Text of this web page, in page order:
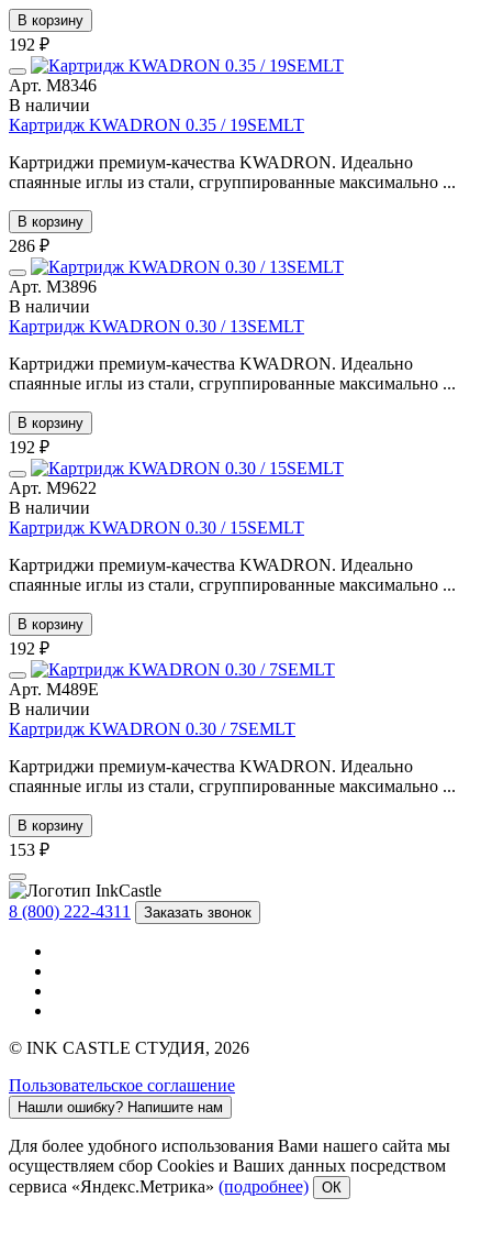
В корзину
192 ₽
Арт. М8346
В наличии
Картридж KWADRON 0.35 / 19SEMLT
Картриджи премиум-качества KWADRON. Идеально
спаянные иглы из стали, сгруппированные максимально ...
В корзину
286 ₽
Арт. М3896
В наличии
Картридж KWADRON 0.30 / 13SEMLT
Картриджи премиум-качества KWADRON. Идеально
спаянные иглы из стали, сгруппированные максимально ...
В корзину
192 ₽
Арт. М9622
В наличии
Картридж KWADRON 0.30 / 15SEMLT
Картриджи премиум-качества KWADRON. Идеально
спаянные иглы из стали, сгруппированные максимально ...
В корзину
192 ₽
Арт. М489E
В наличии
Картридж KWADRON 0.30 / 7SEMLT
Картриджи премиум-качества KWADRON. Идеально
спаянные иглы из стали, сгруппированные максимально ...
В корзину
153 ₽
8 (800) 222-4311 Заказать звонок
© INK CASTLE СТУДИЯ, 2026
Пользовательское соглашение
Нашли ошибку? Напишите нам
Для более удобного использования Вами нашего сайта мы
осуществляем сбор Cookies и Ваших данных посредством
сервиса «Яндекс.Метрика» (подробнее) ОК